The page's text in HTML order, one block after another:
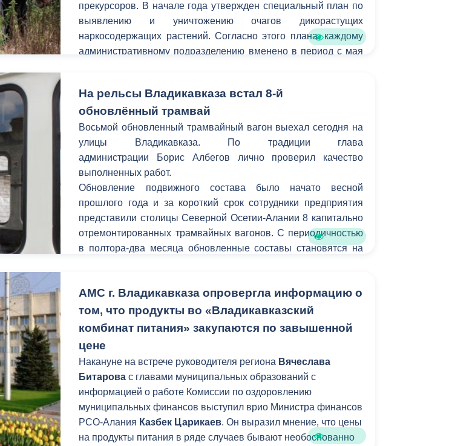
прекурсоров. В начале года утвержден специальный план по
выявлению и уничтожению очагов дикорастущих
наркосодержащих растений. Согласно этого плана, каждому
административному подразделению вменено в период с мая
На рельсы Владикавказа встал 8-й
обновлённый трамвай
Восьмой обновленный трамвайный вагон выехал сегодня на
улицы Владикавказа. По традиции глава
администрации Борис Албегов лично проверил качество
выполненных работ.
Обновление подвижного состава было начато весной
прошлого года и за короткий срок сотрудники предприятия
представили столицы Северной Осетии-Алании 8 капитально
отремонтированных трамвайных вагонов. С периодичностью
в полтора-два месяца обновленные составы становятся на
Бригада из 8 человек, среди которых маляры и сборщики, за
короткое время собрали и выпустили на рельсы 8 трамваев,
работая без специального оборудования и обустроенного
АМС г. Владикавказа опровергла информацию о
том, что продукты во «Владикавказский
комбинат питания» закупаются по завышенной
цене
Накануне на встрече руководителя региона Вячеслава
Битарова с главами муниципальных образований с
информацией о работе Комиссии по оздоровлению
муниципальных финансов выступил врио Министра финансов
РСО-Алания Казбек Царикаев. Он выразил мнение, что цены
на продукты питания в ряде случаев бывают необоснованно